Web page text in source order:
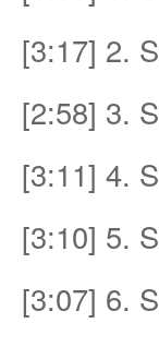
[3:17] 2.
[2:58] 3.
[3:11] 4.
[3:10] 5.
[3:07] 6.